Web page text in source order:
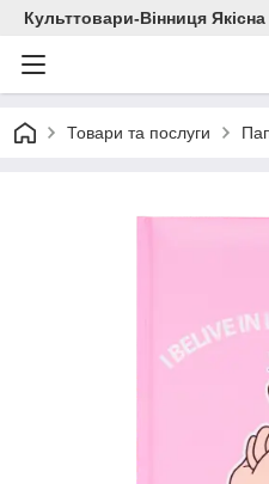
Культтовари-Вінниця
Товари та послуги